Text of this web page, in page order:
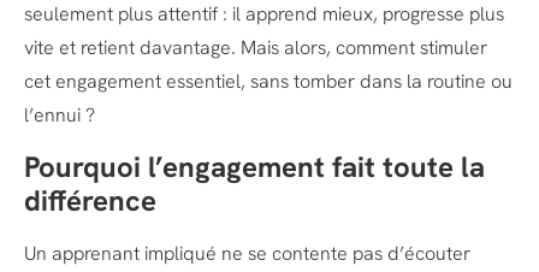
seulement plus attentif : il apprend mieux, progresse plus
vite et retient davantage. Mais alors, comment stimuler
cet engagement essentiel, sans tomber dans la routine ou
l’ennui ?
Pourquoi l’engagement fait toute la
différence
Un apprenant impliqué ne se contente pas d’écouter